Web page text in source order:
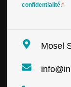
confidentialité.*
Mosel